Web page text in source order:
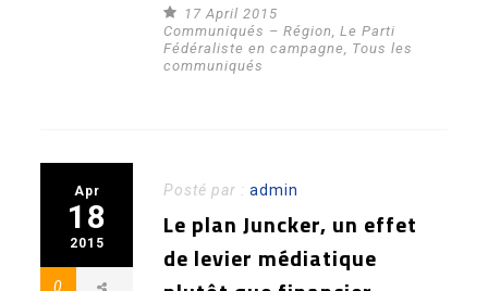
17 April 2015
Communiqués – Région ,Le Parti
Fédéraliste en campagne
Tous les
communiqués
Apr
18
2015
0
Posté par :admin
Le plan Juncker, un effet
de levier médiatique